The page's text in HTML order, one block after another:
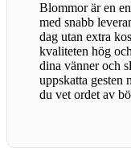
Blommor är en
med snabb
dag utan extra
kvaliteten hög
dina vänner och
uppskatta gesten
du vet ordet av